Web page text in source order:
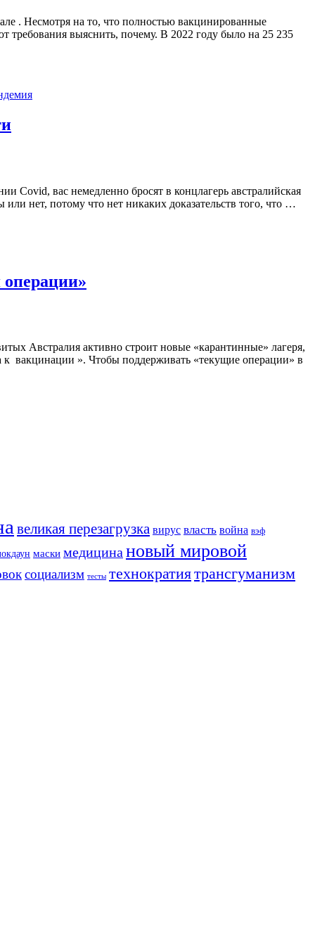
. Несмотря на то, что полностью вакцинированные
выяснить, почему. В 2022 году было на 25 235
Covid, вас немедленно бросят в концлагерь австралийская
нет, потому что нет никаких доказательств того, что …
Австралия активно строит новые «карантинные» лагеря,
к вакцинации ». Чтобы поддерживать «текущие операции» в
великая перезагрузка вирус власть война вэф
маски медицина новый мировой
социализм тесты технократиятрансгуманизм